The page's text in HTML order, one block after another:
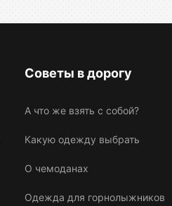
Советы в дорогу
А что же взять с собой?
Какую одежду выбрать
О чемоданах
Одежда для горнолыжников